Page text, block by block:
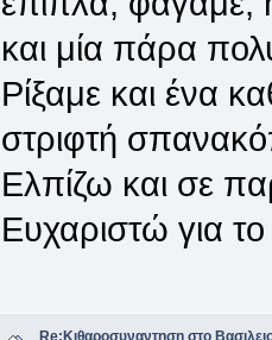
και μία πάρα
Ρίξαμε και ένα
στριφτή
Ελπίζω και σε
Ευχαριστώ για
Re:Κιθαροσυναντηση στο